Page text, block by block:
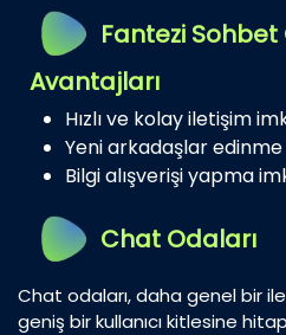
Fantezi Sohbet
Avantajları
Hızlı ve kolay iletişim
Yeni arkadaşlar edinme
Bilgi alışverişi yapma
Chat Odaları
Chat odaları, daha genel bir
geniş bir kullanıcı kitlesine